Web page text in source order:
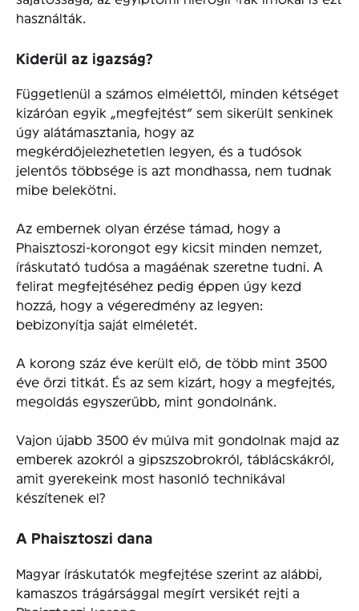
használták.
Kiderül az igazság?
Függetlenül a számos elmélettől, minden kétséget
kizáróan egyik „megfejtést” sem sikerült senkinek
úgy alátámasztania, hogy az
megkérdőjelezhetetlen legyen, és a tudósok
jelentős többsége is azt mondhassa, nem tudnak
mibe belekötni.
Az embernek olyan érzése támad, hogy a
Phaisztoszi-korongot egy kicsit minden nemzet,
íráskutató tudósa a magáénak szeretne tudni. A
felirat megfejtéséhez pedig éppen úgy kezd
hozzá, hogy a végeredmény az legyen:
bebizonyítja saját elméletét.
A korong száz éve került elő, de több mint 3500
éve őrzi titkát. És az sem kizárt, hogy a megfejtés,
megoldás egyszerűbb, mint gondolnánk.
Vajon újabb 3500 év múlva mit gondolnak majd az
emberek azokról a gipszszobrokról, táblácskákról,
amit gyerekeink most hasonló technikával
készítenek el?
A Phaisztoszi dana
Magyar íráskutatók megfejtése szerint az alábbi,
kamaszos trágársággal megírt versikét rejti a